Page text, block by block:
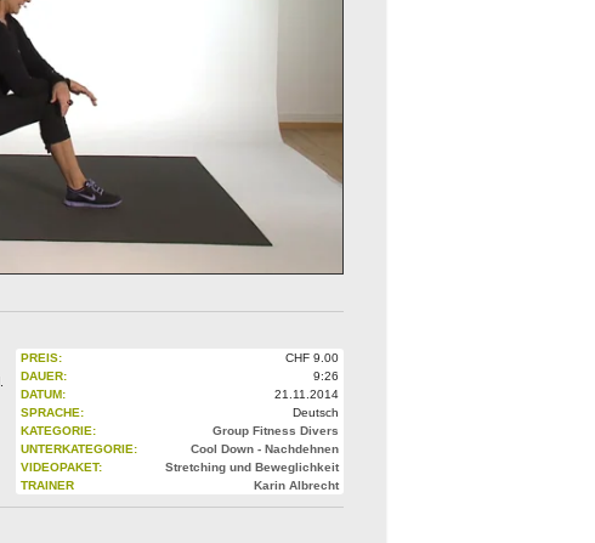
PREIS: 9.00
CHF
DAUER:
9:26
DATUM:
21.11.2014
SPRACHE:
Deutsch
KATEGORIE:
Group Fitness Divers
UNTERKATEGORIE:
Cool Down - Nachdehnen
VIDEOPAKET:
Stretching und Beweglichkeit
TRAINER
Karin Albrecht